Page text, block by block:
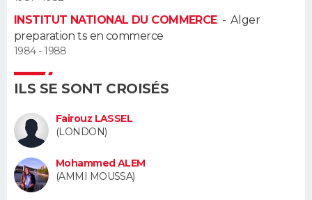
Alimentation
Guide de la santé
Maladies
Médicaments
Sommeil
VOYAGE
BONS PLANS
CARTE DE VOEUX
Carte de Noël
Carte Bonne année
Carte Saint-Valentin
Carte Pâques
Carte d'anniversaire
DICTIONNAIRE
INSTITUT NATIONAL DU COMMERCE- Alger
preparation ts en commerce
1984 - 1988
ILS SE SONT CROISÉS
Fairouz LASSEL
(LONDON)
Mohammed ALEM
(AMMI MOUSSA)